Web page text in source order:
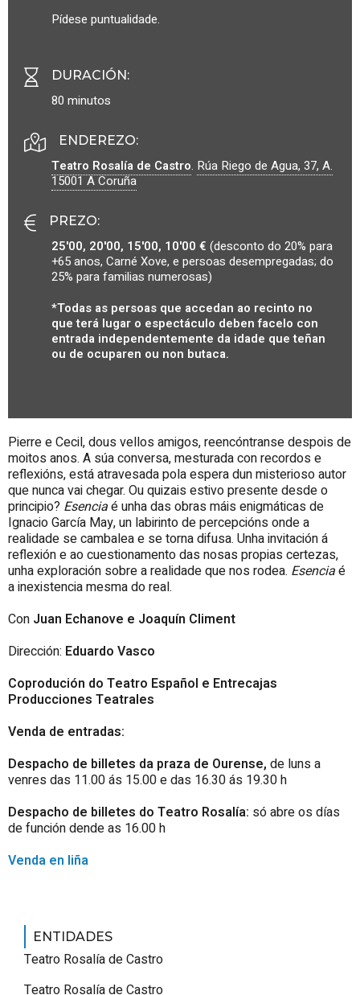
Pídese puntualidade.
DURACIÓN:
80 minutos
ENDEREZO:
Teatro Rosalía de Castro. Rúa Riego de Agua, 37, A.
15001A Coruña
PREZO:
25'00, 20'00, 15'00, 10'00 € (desconto do 20% para
+65 anos, Carné Xove, e persoas desempregadas; do
25% para familias numerosas)
*Todas as persoas que accedan ao recinto no
que terá lugar o espectáculo deben facelo con
entrada independentemente da idade que teñan
ou de ocuparen ou non butaca.
Pierre e Cecil, dous vellos amigos, reencóntranse despois de
moitos anos. A súa conversa, mesturada con recordos e
reflexións, está atravesada pola espera dun misterioso autor
que nunca vai chegar. Ou quizais estivo presente desde o
principio? Esenciaé unha das obras máis enigmáticas de
Ignacio García May, un labirinto de percepcións onde a
realidade se cambalea e se torna difusa. Unha invitación á
reflexión e ao cuestionamento das nosas propias certezas,
unha exploración sobre a realidade que nos rodea. Esenciaé
a inexistencia mesma do real.
Con Juan Echanove e Joaquín Climent
Dirección: Eduardo Vasco
Coprodución do Teatro Español e Entrecajas
Producciones Teatrales
Venda de entradas:
Despacho de billetes da praza de Ourense, de luns a
venres das 11.00 ás 15.00 e das 16.30 ás 19.30 h
Despacho de billetes do Teatro Rosalía: só abre os días
de función dende as 16.00 h
Venda en liña
ENTIDADES
Teatro Rosalía de Castro
Teatro Rosalía de Castro